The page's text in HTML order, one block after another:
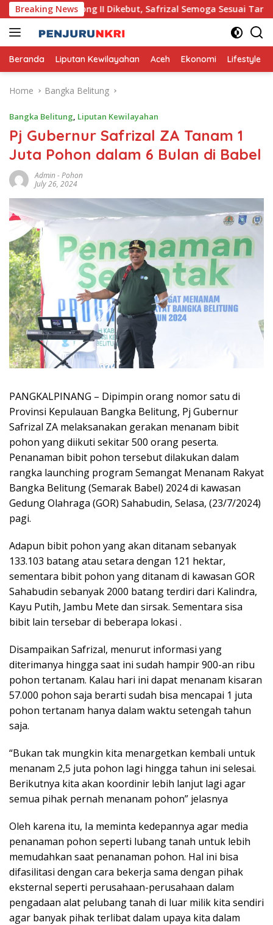
Skip
to
content
Breaking News
Pante Lhong II Dikebut, Safrizal Semoga Sesuai Target
Beranda Liputan Kewilayahan Aceh Ekonomi Lifestyle
Home Bangka Belitung
Bangka Belitung, Liputan Kewilayahan
Pj Gubernur Safrizal ZA Tanam 1
Juta Pohon dalam 6 Bulan di Babel
Admin-Pohon
July 26, 2024
PANGKALPINANG – Dipimpin orang nomor satu di
Provinsi Kepulauan Bangka Belitung, Pj Gubernur
Safrizal ZA melaksanakan gerakan menanam bibit
pohon yang diikuti sekitar 500 orang peserta.
Penanaman bibit pohon tersebut dilakukan dalam
rangka launching program Semangat Menanam Rakyat
Bangka Belitung (Semarak Babel) 2024 di kawasan
Gedung Olahraga (GOR) Sahabudin, Selasa, (23/7/2024)
pagi.
Adapun bibit pohon yang akan ditanam sebanyak
133.103 batang atau setara dengan 121 hektar,
sementara bibit pohon yang ditanam di kawasan GOR
Sahabudin sebanyak 2000 batang terdiri dari Kalindra,
Kayu Putih, Jambu Mete dan sirsak. Sementara sisa
bibit lain tersebar di beberapa lokasi .
Disampaikan Safrizal, menurut informasi yang
diterimanya hingga saat ini sudah hampir 900-an ribu
pohon tertanam. Kalau hari ini dapat menanam kisaran
57.000 pohon saja berarti sudah bisa mencapai 1 juta
pohon tertanam hanya dalam waktu setengah tahun
saja.
“Bukan tak mungkin kita menargetkan kembali untuk
menanam 2,5 juta pohon lagi hingga tahun ini selesai.
Berikutnya kita akan koordinir lebih lanjut lagi agar
semua pihak pernah menanam pohon” jelasnya
Oleh karena itu, Ia meminta kedepannya agar media
penanaman pohon seperti lubang tanah untuk lebih
memudahkan saat penanaman pohon. Hal ini bisa
difasilitasi dengan cara bekerja sama dengan pihak
eksternal seperti perusahaan-perusahaan dalam
pengadaan alat pelubang tanah di luar milik kita sendiri
agar banyak pihak terlibat dalam upaya kita dalam